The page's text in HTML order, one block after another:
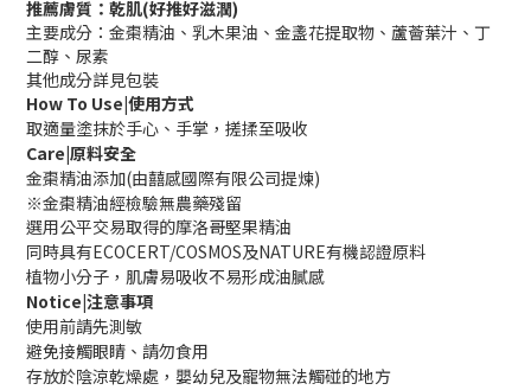
推薦膚質：乾肌(好推好滋潤)
主要成分：金棗精油、乳木果油、金盞花提取物、蘆薈葉汁、丁
二醇、尿素
其他成分詳見包裝
How To Use|使用方式
取適量塗抹於手心、手掌，搓揉至吸收
Care|原料安全
金棗精油添加(由囍感國際有限公司提煉)
※金棗精油經檢驗無農藥殘留
選用公平交易取得的摩洛哥堅果精油
同時具有ECOCERT/COSMOS及NATURE有機認證原料
植物小分子，肌膚易吸收不易形成油膩感
Notice|注意事項
使用前請先測敏
避免接觸眼睛、請勿食用
存放於陰涼乾燥處，嬰幼兒及寵物無法觸碰的地方